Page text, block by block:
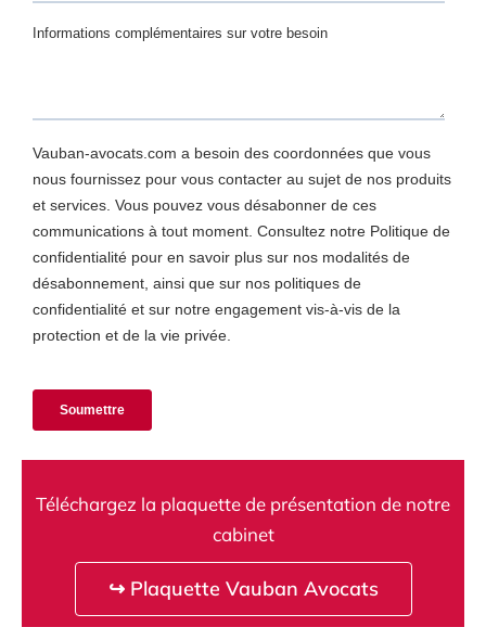
Téléchargez la plaquette de présentation de notre
cabinet
↪ Plaquette Vauban Avocats